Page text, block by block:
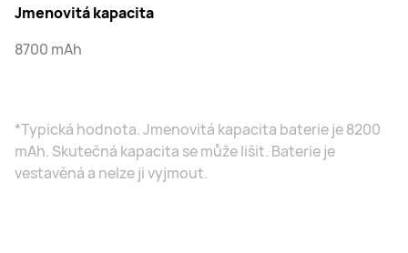
Jmenovitá kapacita
8700 mAh
*Typická hodnota. Jmenovitá kapacita baterie je 8200
mAh. Skutečná kapacita se může lišit. Baterie je
vestavěná a nelze ji vyjmout.